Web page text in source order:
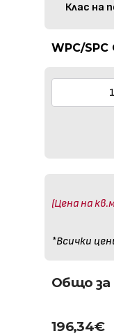
Клас на
WPC/
*Всички
Общо за
196,34€